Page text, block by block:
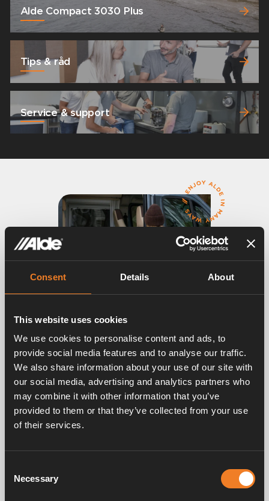
Consent Details About
This website uses cookies
We use cookies to personalise content and ads, to
provide social media features and to analyse our traffic.
We also share information about your use of our site with
our social media, advertising and analytics partners who
may combine it with other information that you’ve
provided to them or that they’ve collected from your use
of their services.
Selection
Necessary
Alde Compact 3030 Plus
Tips & råd
Service & support
ALDE VÄRMESYSTEM
Skön tyst värme året runt i alla väder
Om du vill njuta fullt ut av resan och semestern är
Alde Värmesystem det bästa valet. Värmen cirkulerar
ljudlöst och omsluter dig i ett behagligt klimat med
naturlig luftfuktighet.